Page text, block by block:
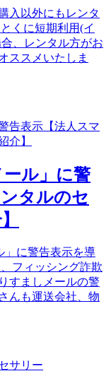
入以外にもレンタ
くに短期利用(イ
、レンタル方がお
ススメいたしま
ール」に警
タルのセ
」に警告表示を導
フィッシング詐欺
すましメールの警
んも運送会社、物